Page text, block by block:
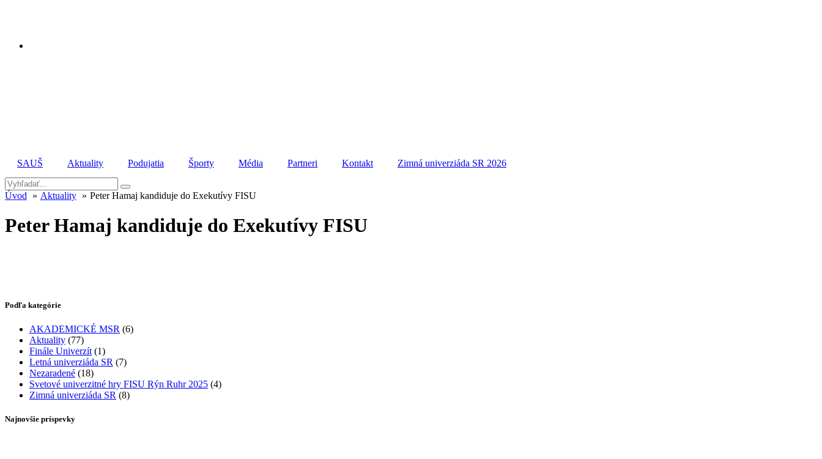
SAUŠ Aktuality Podujatia Športy Média Partneri Kontakt Zimná univerziáda SR 2026
Úvod Aktuality Peter Hamaj kandiduje do Exekutívy FISU
Peter Hamaj kandiduje do Exekutívy FISU
Podľa kategórie
AKADEMICKÉ MSR (6)
Aktuality (77)
Finále Univerzít (1)
Letná univerziáda SR (7)
Nezaradené (18)
Svetové univerzitné hry FISU Rýn Ruhr 2025 (4)
Zimná univerziáda SR (8)
Najnovšie príspevky